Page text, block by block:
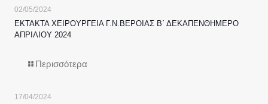
02/05/2024
ΕΚΤΑΚΤΑ ΧΕΙΡΟΥΡΓΕΙΑ Γ.Ν.ΒΕΡΟΙΑΣ Β΄ ΔΕΚΑΠΕΝΘΗΜΕΡΟ
ΑΠΡΙΛΙΟΥ 2024
Περισσότερα
17/04/2024